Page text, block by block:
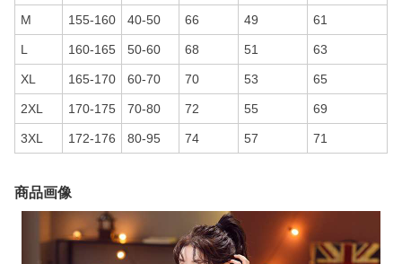
M 155-160 40-50 66 49 61
L 160-165 50-60 68 51 63
XL 165-170 60-70 70 53 65
2XL 170-175 70-80 72 55 69
3XL 172-176 80-95 74 57 71
商品画像